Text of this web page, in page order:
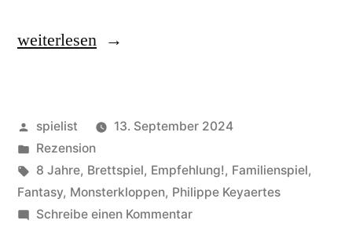
„Small
und
Stechen!“
weiterlesen
Veröffentlicht
von
spielist
13. September 2024
Veröffentlicht
in
Rezension
Schlagwörter:
8 Jahre, Brettspiel, Empfehlung!, Familienspiel,
Fantasy, Monsterkloppen, Philippe Keyaertes
Schreibe einen Kommentarzu